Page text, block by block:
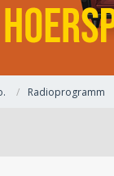
Radioprogramm